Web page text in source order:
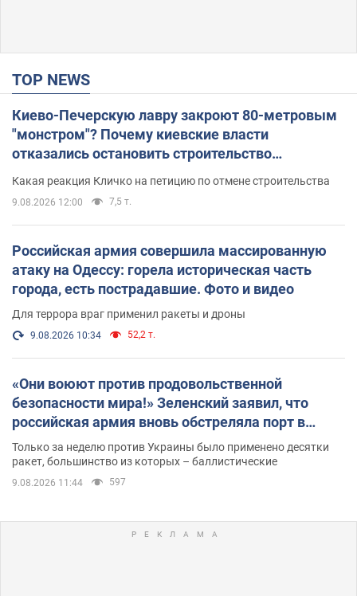
TOP NEWS
Киево-Печерскую лавру закроют 80-метровым
"монстром"? Почему киевские власти
отказались остановить строительство
Какая реакция Кличко на петицию по отмене строительства
9.08.2026 12:00 7,5 т.
Российская армия совершила массированную
атаку на Одессу: горела историческая часть
города, есть пострадавшие. Фото и видео
Для террора враг применил ракеты и дроны
9.08.2026 10:34 52,2 т.
«Они воюют против продовольственной
безопасности мира!» Зеленский заявил, что
российская армия вновь обстреляла порт в
Одессе
Только за неделю против Украины было применено десятки
ракет, большинство из которых – баллистические
9.08.2026 11:44 597